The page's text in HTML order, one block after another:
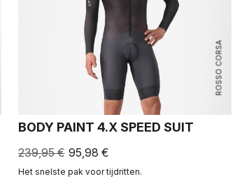
ROSSO CORSA
BODY PAINT 4.X SPEED SUIT
239,95 € 95,98 €
Het snelste pak voor tijdritten.